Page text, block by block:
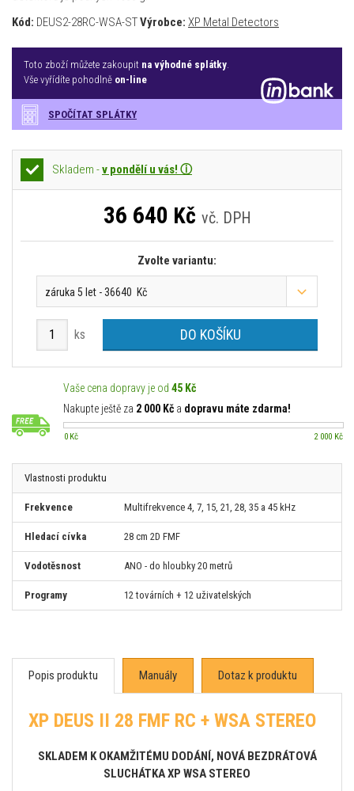
Kód: DEUS2-28RC-WSA-STVýrobce: XP Metal Detectors
Toto zboží můžete zakoupit na výhodné splátky
Vše vyřídíte pohodlně on-line
SPOČÍTAT SPLÁTKY
Skladem -v pondělí u vás! ⓘ
36 640 Kč vč. DPH
Zvolte variantu:
záruka 5 let - 36640 Kč
ks DO KOŠÍKU
Vaše cena dopravy je od 45 Kč
Nakupte ještě za 2 000 Kč a dopravu máte zdarma!
0 Kč 2 000 Kč
Vlastnosti produktu
Frekvence Multifrekvence 4, 7, 15, 21, 28, 35 a 45 kHz
Hledací cívka 28 cm 2D FMF
Vodotěsnost ANO - do hloubky 20 metrů
Programy 12 továrních + 12 uživatelských
Popis produktu Manuály Dotaz k produktu
XP DEUS II 28 FMF RC + WSA STEREO
SKLADEM K OKAMŽITÉMU DODÁNÍ, NOVÁ BEZDRÁTOVÁ
SLUCHÁTKA XP WSA STEREO